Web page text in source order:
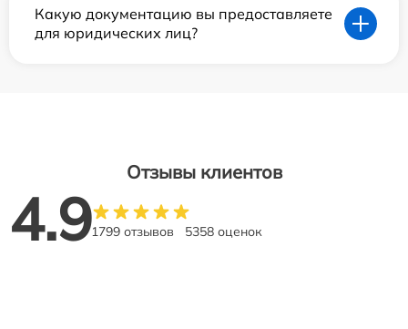
Какую документацию вы предоставляете
для юридических лиц?
Отзывы клиентов
4.91799 отзывов 5358 оценок